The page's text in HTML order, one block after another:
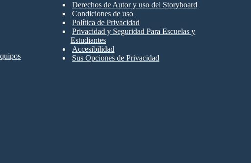
Derechos de Autor y uso del Storyboard
Condiciones de uso
Política de Privacidad
Privacidad y Seguridad Para Escuelas y
Estudiantes
Accesibilidad
Sus Opciones de Privacidad